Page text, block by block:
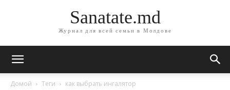
Sanatate.md
Журнал для всей семьи в Молдове
Домой Теги как выбрать ингалятор